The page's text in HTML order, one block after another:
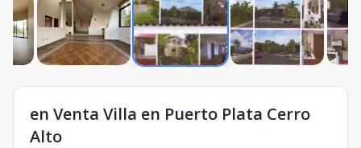
en Venta Villa en Puerto Plata Cerro
Alto